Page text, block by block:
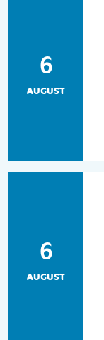
6
AUGUST
6
AUGUST